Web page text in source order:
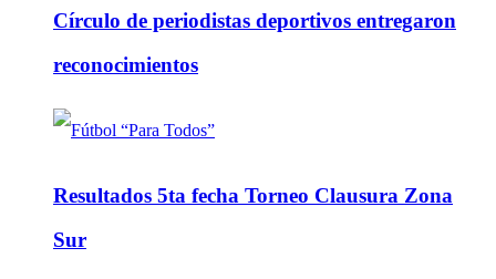
Círculo de periodistas deportivos entregaron
reconocimientos
Resultados 5ta fecha Torneo Clausura Zona
Sur